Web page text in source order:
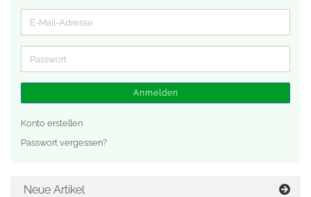
E-
Mail-
Adresse
Passwort
Anmelden
Konto erstellen
Passwort vergessen?
Neue Artikel